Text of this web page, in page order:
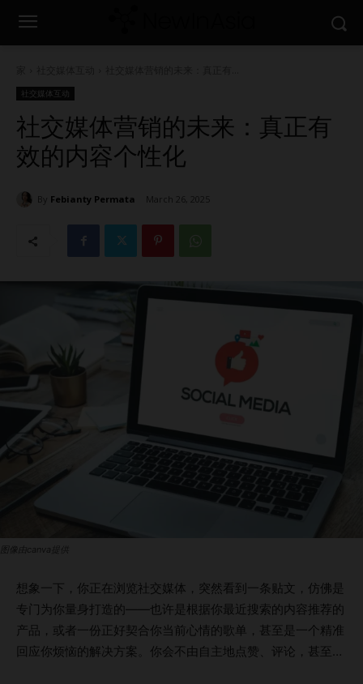
社交媒体互动
社交媒体营销的未来：真正有
效的内容个性化
By Febianty Permata March 26, 2025
图像由canva提供
想象一下，你正在浏览社交媒体，突然看到一条贴文，仿佛是
专门为你量身打造的——也许是根据你最近搜索的内容推荐的
产品，或者一份正好契合你当前心情的歌单，甚至是一个精准
回应你烦恼的解决方案。你会不由自主地点赞、评论，甚至分